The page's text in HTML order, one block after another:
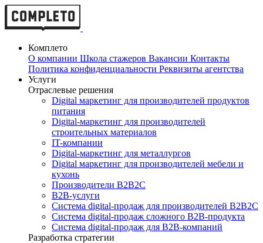
Комплето
О компании Школа стажеров Вакансии Контакты
Политика конфиденциальности Реквизиты агентства
Услуги
Отраслевые решения
Digital маркетинг для производителей продуктов
питания
Digital-маркетинг для производителей
строительных материалов
IT-компании
Digital-маркетинг для металлургов
Digital маркетинг для производителей мебели и
кухонь
Производители B2B2C
B2B-услуги
Cистема digital-продаж для производителей B2B2C
Система digital-продаж сложного B2B-продукта
Система digital-продаж для B2B-компаний
Разработка стратегии